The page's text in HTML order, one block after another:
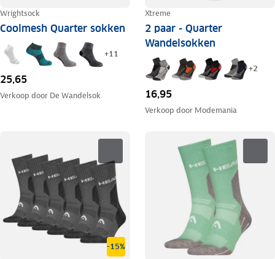
Wrightsock
Coolmesh Quarter sokken
+11
25,65
Verkoop door De Wandelsok
Xtreme
2 paar - Quarter
Wandelsokken
+2
16,95
Verkoop door Modemania
-15%